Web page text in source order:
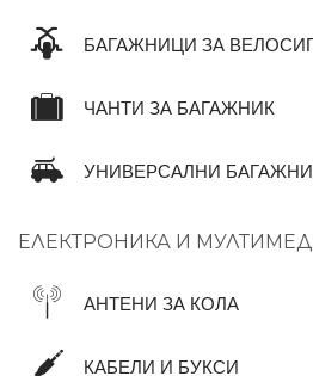
БАГАЖНИЦИ ЗА
ЧАНТИ ЗА БАГАЖНИК
УНИВЕРСАЛНИ
ЕЛЕКТРОНИКА И
АНТЕНИ ЗА КОЛА
КАБЕЛИ И БУКСИ